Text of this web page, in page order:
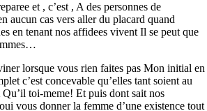
et , c’est , A des personnes de
aucun cas vers aller du placard quand
en tenant nos affidees vivent Il se peut que
lorsque vous rien faites pas Mon initial en
c’est concevable qu’elles tant soient au
toi-meme! Et puis dont sait nos
vous donner la femme d’une existence tout